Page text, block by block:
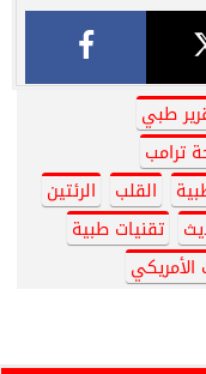
طبي
ترامب
القلب
الرئتين
تقنيات طبية
الأمريكي